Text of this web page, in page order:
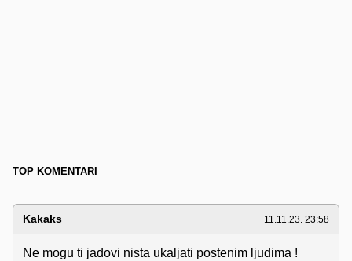
TOP KOMENTARI
Kakaks 11.11.23. 23:58
Ne mogu ti jadovi nista ukaljati postenim ljudima !